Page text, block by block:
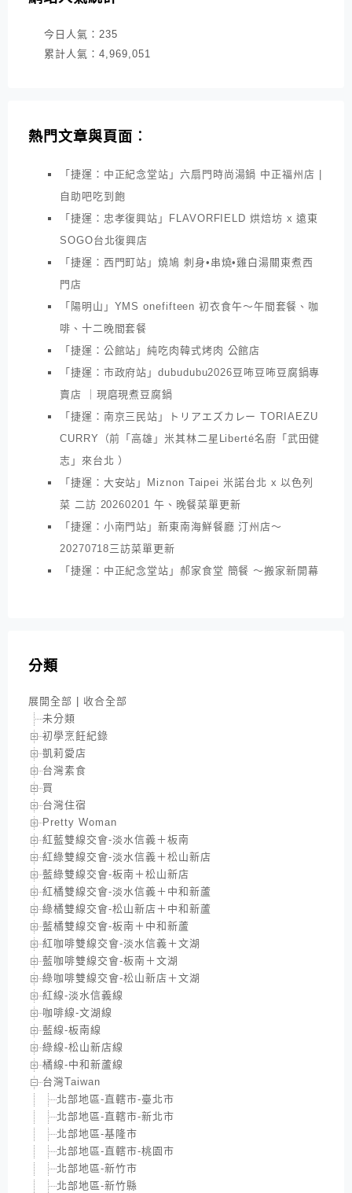
今日人氣： 235
累計人氣： 4,969,051
熱門文章與頁面︰
「捷運：中正紀念堂站」六扇門時尚湯鍋 中正福州店 |
自助吧吃到飽
「捷運：忠孝復興站」FLAVORFIELD 烘焙坊 x 遠東
SOGO台北復興店
「捷運：西門町站」燒鳩 刺身•串燒•雞白湯關東煮西
門店
「陽明山」YMS onefifteen 初衣食午～午間套餐、咖
啡、十二晚間套餐
「捷運：公館站」純吃肉韓式烤肉 公館店
「捷運：市政府站」dubudubu2026豆咘豆咘豆腐鍋專
賣店 ｜現磨現煮豆腐鍋
「捷運：南京三民站」トリアエズカレー TORIAEZU
CURRY（前「高雄」米其林二星Liberté名廚「武田健
志」來台北 ）
「捷運：大安站」Miznon Taipei 米諾台北 x 以色列
菜 二訪 20260201 午、晚餐菜單更新
「捷運：小南門站」新東南海鮮餐廳 汀州店～
20270718三訪菜單更新
「捷運：中正紀念堂站」郝家食堂 簡餐 ～搬家新開幕
分類
展開全部
收合全部
未分類
初學烹飪紀錄
凱莉愛店
台灣素食
買
台灣住宿
Pretty Woman
紅藍雙線交會-淡水信義＋板南
紅綠雙線交會-淡水信義＋松山新店
藍綠雙線交會-板南＋松山新店
紅橘雙線交會-淡水信義＋中和新蘆
綠橘雙線交會-松山新店＋中和新蘆
藍橘雙線交會-板南＋中和新蘆
紅咖啡雙線交會-淡水信義＋文湖
藍咖啡雙線交會-板南＋文湖
綠咖啡雙線交會-松山新店＋文湖
紅線-淡水信義線
咖啡線-文湖線
藍線-板南線
綠線-松山新店線
橘線-中和新蘆線
台灣Taiwan
北部地區-直轄市-臺北市
北部地區-直轄市-新北市
北部地區-基隆市
北部地區-直轄市-桃園市
北部地區-新竹市
北部地區-新竹縣